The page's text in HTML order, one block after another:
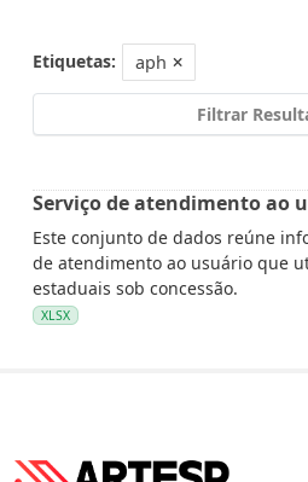
Etiquetas: aph
Filtrar
Serviço de atendimento ao
Este conjunto de dados reúne
de atendimento ao usuário que
estaduais sob concessão.
XLSX